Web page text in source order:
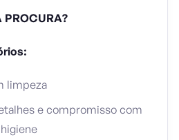
PROCURA?
limpeza
e compromisso com